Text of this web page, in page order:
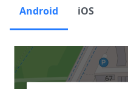
Android iOS